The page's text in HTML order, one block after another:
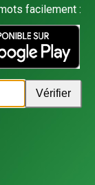
facilement :